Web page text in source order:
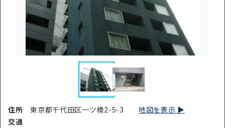
住所東京都千代田区一ツ橋2-5-3地図を表示 ▶︎
交通